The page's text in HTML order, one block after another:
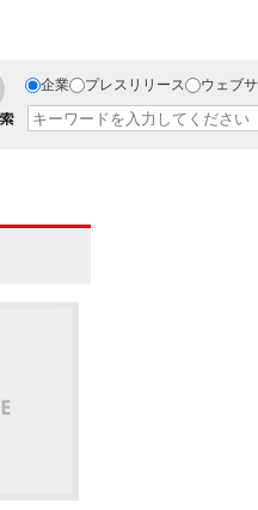
企業 プレスリリース ウェブ